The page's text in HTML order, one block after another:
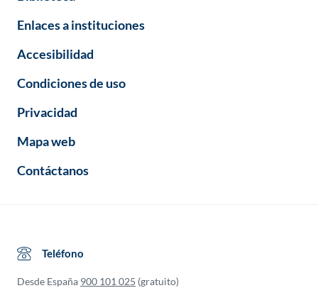
Enlaces a instituciones
Accesibilidad
Condiciones de uso
Privacidad
Mapa web
Contáctanos
Teléfono
Desde España 900 101 025 (gratuito)